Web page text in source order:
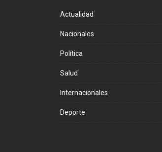
Actualidad
Nacionales
Política
Salud
Internacionales
Deporte